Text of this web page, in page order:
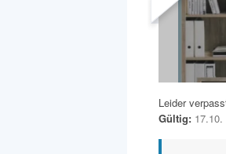
Leider
Gültig: